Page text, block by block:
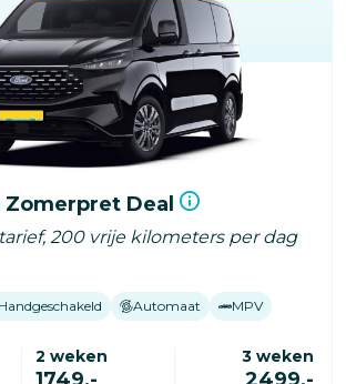
Deal
200 vrije kilometers per dag
Handgeschakeld Automaat MPV
2 weken 3 weken